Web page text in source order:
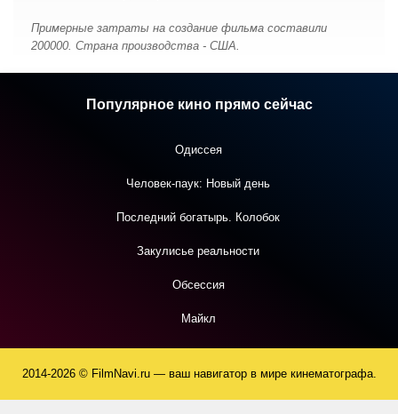
Примерные затраты на создание фильма составили
200000. Страна производства - США.
Популярное кино прямо сейчас
Одиссея
Человек-паук: Новый день
Последний богатырь. Колобок
Закулисье реальности
Обсессия
Майкл
2014-2026 © FilmNavi.ru — ваш навигатор в мире кинематографа.